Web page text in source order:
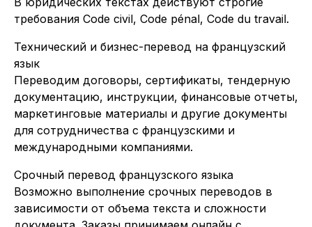
требования Code civil, Code pénal, Code du travail.
Технический и бизнес-перевод на французский
язык
Переводим договоры, сертификаты, тендерную
документацию, инструкции, финансовые отчеты,
маркетинговые материалы и другие документы
для сотрудничества с французскими и
международными компаниями.
Срочный перевод французского языка
Возможно выполнение срочных переводов в
зависимости от объема текста и сложности